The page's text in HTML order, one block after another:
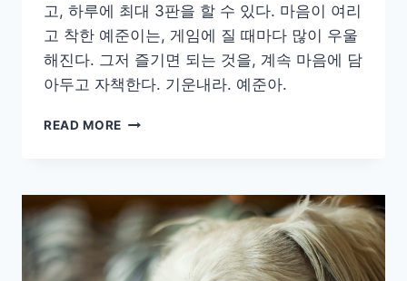
고, 하루에 최대 3판을 할 수 있다. 마음이 여리
고 착한 예준이는, 게임에 질 때마다 많이 우울
해진다. 그저 즐기면 되는 것을, 계속 마음에 담
아두고 자책한다. 기운내라. 예준아.
READ MORE
청
소,
레
기